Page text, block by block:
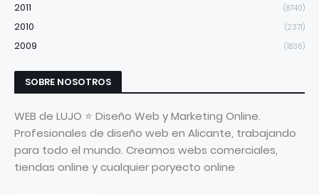
2011 (8740)
2010 (2371)
2009 (1836)
SOBRE NOSOTROS
WEB de LUJO ⭐ Diseño Web y Marketing Online.
Profesionales de diseño web en Alicante, trabajando
para todo el mundo. Creamos webs comerciales,
tiendas online y cualquier poryecto online